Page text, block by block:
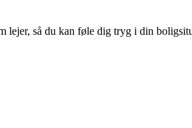
lejer, så du kan føle dig tryg i din